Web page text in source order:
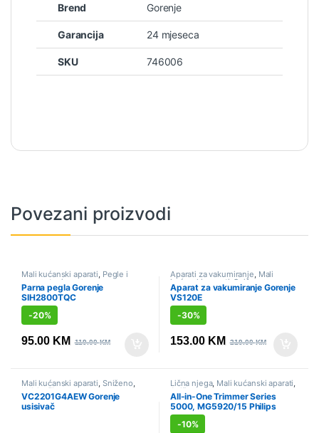
Brend Gorenje
Garancija 24 mjeseca
SKU 746006
Povezani proizvodi
Mali kućanski aparati, Pegle i
parne stanice
Parna pegla Gorenje
SIH2800TQC
-20%
95.00 KM 119.00KM
Aparati za vakumiranje, Mali
kućanski aparati Sniženo
Aparat za vakumiranje Gorenje
VS120E
-30%
153.00 KM 219.00KM
Mali kućanski aparati, Sniženo,
Usisivači
VC2201G4AEW Gorenje
usisivač
Lična njega, Mali kućanski aparati,
Sniženo
All-in-One Trimmer Series
5000, MG5920/15 Philips
-10%